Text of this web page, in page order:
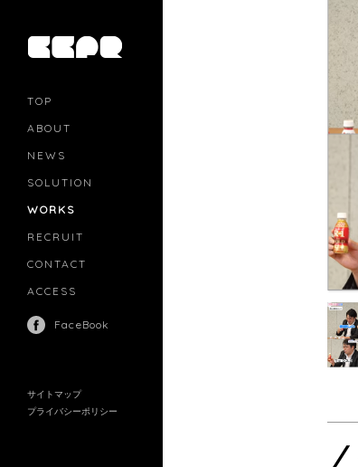
TOP
ABOUT
NEWS
SOLUTION
WORKS
RECRUIT
CONTACT
ACCESS
FaceBook
サイトマップ
プライバシーポリシー
MOVIE MARKETING
INFLUENCERS MARKETING